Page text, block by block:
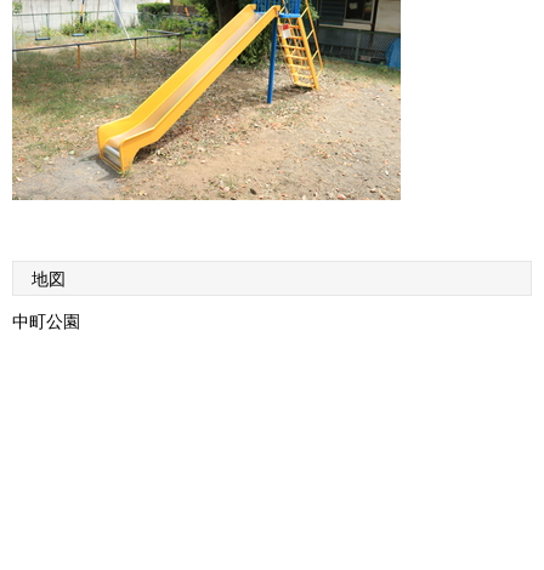
地図
中町公園